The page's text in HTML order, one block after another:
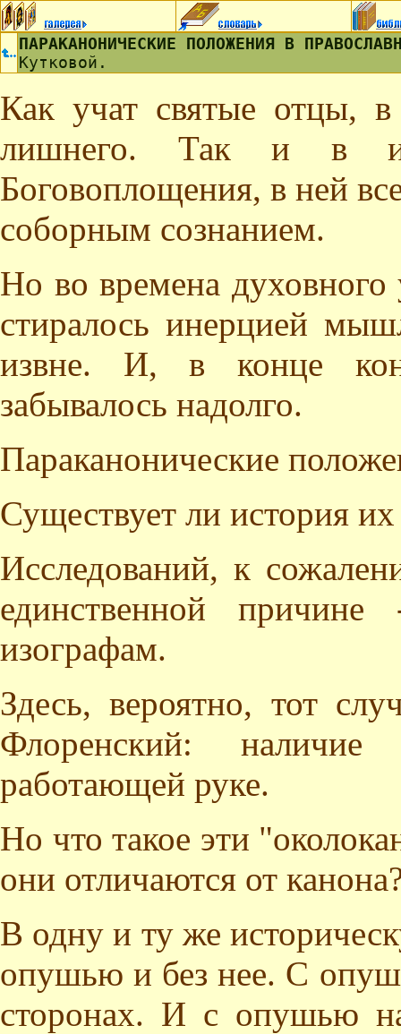
ПАРАКАНОНИЧЕСКИЕ ПОЛОЖЕНИЯ В
Кутковой.
Как учат святые отцы,
лишнего. Так и в
Боговоплощения, в ней
соборным сознанием.
Но во времена духовного
стиралось инерцией
извне. И, в конце
забывалось надолго.
Параканонические
Существует ли история
Исследований, к
единственной
изографам.
Здесь, вероятно, тот
Флоренский: наличие
работающей руке.
Но что такое эти
они отличаются от
В одну и ту же
опушью и без нее. С
сторонах. И с опушью